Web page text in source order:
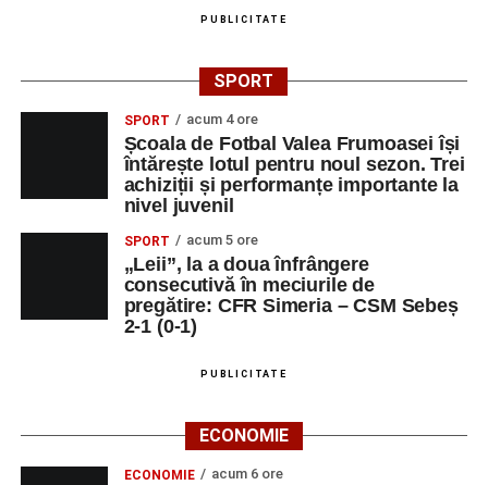
PUBLICITATE
SPORT
SPORT acum 4 ore
Școala de Fotbal Valea Frumoasei își
întărește lotul pentru noul sezon. Trei
achiziții și performanțe importante la
nivel juvenil
SPORT acum 5 ore
„Leii”, la a doua înfrângere
consecutivă în meciurile de
pregătire: CFR Simeria – CSM Sebeș
2-1 (0-1)
PUBLICITATE
ECONOMIE
ECONOMIE acum 6 ore